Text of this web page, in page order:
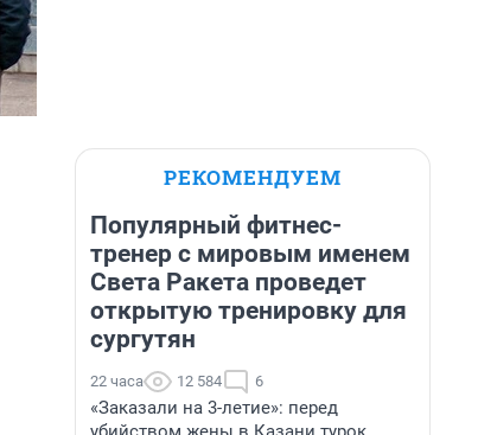
РЕКОМЕНДУЕМ
Популярный фитнес-
тренер с мировым именем
Света Ракета проведет
открытую тренировку для
сургутян
22 часа 12 584 6
«Заказали на 3-летие»: перед